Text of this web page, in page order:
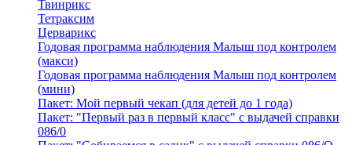
Твинрикс
Тетраксим
Церварикс
Годовая программа наблюдения Малыш под контролем
(макси)
Годовая программа наблюдения Малыш под контролем
(мини)
Пакет: Мой первый чекап (для детей до 1 года)
Пакет: "Первый раз в первый класс" с выдачей справки
086/0